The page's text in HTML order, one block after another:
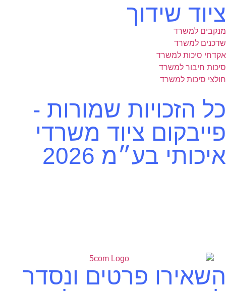
ציוד שידוך
מנקבים למשרד
שדכנים למשרד
אקדחי סיכות למשרד
סיכות חיבור למשרד
חולצי סיכות למשרד
כל הזכויות שמורות -
פייבקום ציוד משרדי
איכותי בע״מ 2026
השאירו פרטים ונסדר